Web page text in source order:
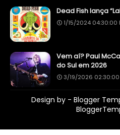
Dead Fish lança
1/15/2024 04:30:00
Vem aí? Paul
do Sul em 2026
3/19/2026 02:30:00
Design by - Blogger